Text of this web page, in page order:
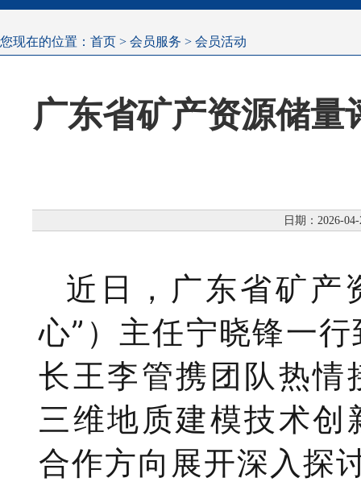
您现在的位置： 首页 > 会员服务 > 会员活动
广东省矿产资源储
日期：2026-
近 日， 广东省矿产
心” ）主任宁晓锋一行
长王李管携团队热情
三维地质建模技术
合作方向展开深入探